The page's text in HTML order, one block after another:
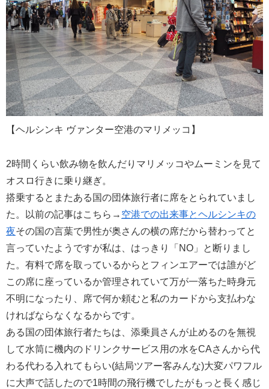
【ヘルシンキ ヴァンター空港のマリメッコ】
2時間くらい飲み物を飲んだりマリメッコやムーミンを見て
オスロ行きに乗り継ぎ。
搭乗するとまたある国の団体旅行者に席をとられていまし
た。以前の記事はこちら→​ 空港での出来事とヘルシンキの
夜​その国の言葉で男性が奥さんの横の席だから替わってと
言っていたようですが私は、はっきり「NO」と断りまし
た。有料で席を取っているからとフィンエアーでは誰がど
この席に座っているか管理されていて万が一落ちた時身元
不明になったり、席で何か頼むと私のカードから支払わな
ければならなくなるからです。
ある国の団体旅行者たちは、添乗員さんが止めるのを無視
して水筒に機内のドリンクサービス用の水をCAさんから代
わる代わる入れてもらい(結局ツアー客みんな)大変パワフル
に大声で話したので1時間の飛行機でしたがもっと長く感じ